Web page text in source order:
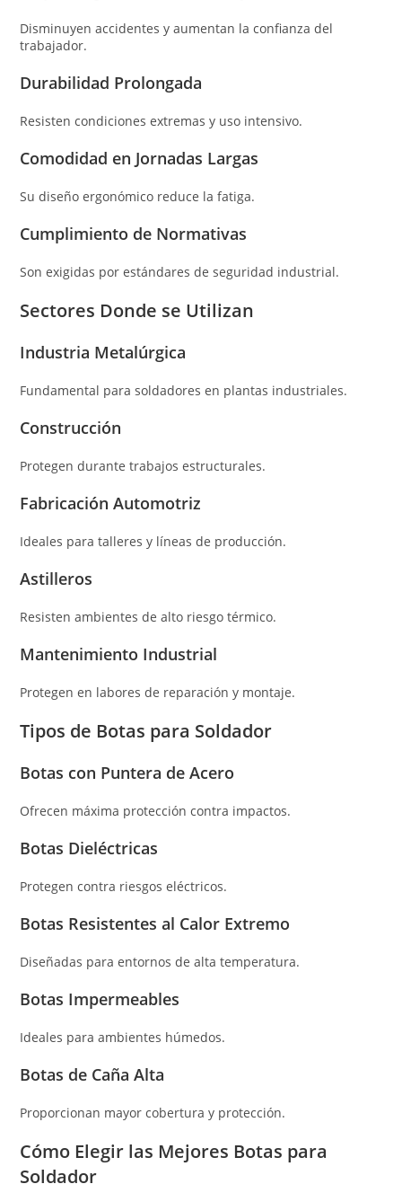
Disminuyen accidentes y aumentan la confianza del
trabajador.
Durabilidad Prolongada
Resisten condiciones extremas y uso intensivo.
Comodidad en Jornadas Largas
Su diseño ergonómico reduce la fatiga.
Cumplimiento de Normativas
Son exigidas por estándares de seguridad industrial.
Sectores Donde se Utilizan
Industria Metalúrgica
Fundamental para soldadores en plantas industriales.
Construcción
Protegen durante trabajos estructurales.
Fabricación Automotriz
Ideales para talleres y líneas de producción.
Astilleros
Resisten ambientes de alto riesgo térmico.
Mantenimiento Industrial
Protegen en labores de reparación y montaje.
Tipos de Botas para Soldador
Botas con Puntera de Acero
Ofrecen máxima protección contra impactos.
Botas Dieléctricas
Protegen contra riesgos eléctricos.
Botas Resistentes al Calor Extremo
Diseñadas para entornos de alta temperatura.
Botas Impermeables
Ideales para ambientes húmedos.
Botas de Caña Alta
Proporcionan mayor cobertura y protección.
Cómo Elegir las Mejores Botas para
Soldador